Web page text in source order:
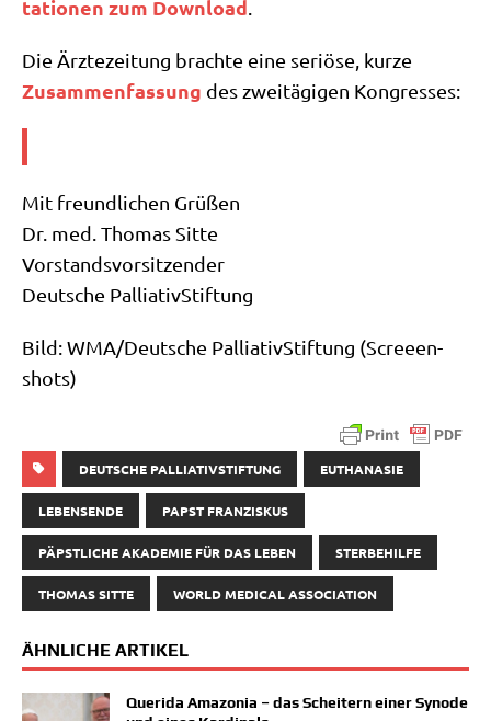
ta­tio­nen zum Down­load.
Die Ärz­te­zei­tung brach­te eine seriö­se, kur­ze
Zusam­men­fas­sung des zwei­tä­gi­gen Kongresses:
Mit freund­li­chen Grüßen
Dr. med. Tho­mas Sitte
Vorstandsvorsitzender
Deut­sche PalliativStiftung
Bild: WMA/​Deutsche Pal­lia­tiv­Stif­tung (Scree­en­
shots)
DEUTSCHE PALLIATIVSTIFTUNG EUTHANASIE
LEBENSENDE PAPST FRANZISKUS
PÄPSTLICHE AKADEMIE FÜR DAS LEBEN STERBEHILFE
THOMAS SITTE WORLD MEDICAL ASSOCIATION
ÄHNLICHE ARTIKEL
Querida Amazonia – das Scheitern einer Synode